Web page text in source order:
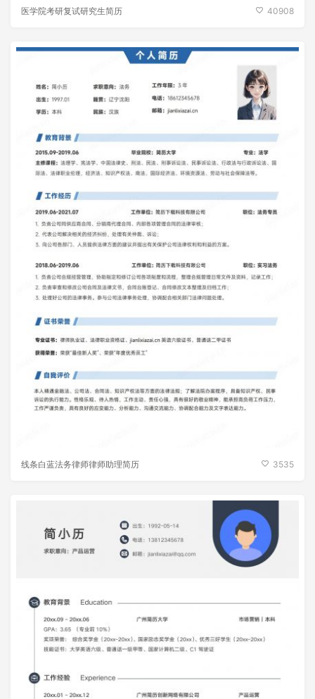
医学院考研复试研究生简历 40908
线条白蓝法务律师律师助理简历 3535